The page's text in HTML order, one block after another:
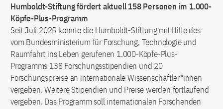
Humboldt-Stiftung fördert aktuell 158 Personen im 1.000-
Köpfe-Plus-Programm
Seit Juli 2025 konnte die Humboldt-Stiftung mit Hilfe des
vom Bundesministerium für Forschung, Technologie und
Raumfahrt ins Leben gerufenen 1.000-Köpfe-Plus-
Programms 138 Forschungsstipendien und 20
Forschungspreise an internationale Wissenschaftler*innen
vergeben. Weitere Stipendien und Preise werden fortlaufend
vergeben. Das Programm soll internationalen Forschenden